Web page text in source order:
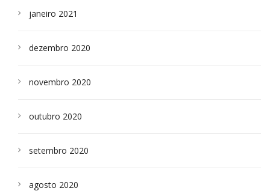
janeiro 2021
dezembro 2020
novembro 2020
outubro 2020
setembro 2020
agosto 2020